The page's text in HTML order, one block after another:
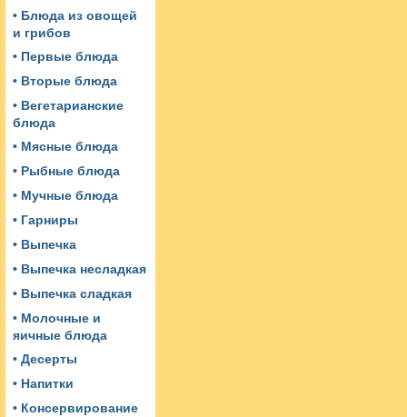
• Блюда из овощей
и грибов
• Первые блюда
• Вторые блюда
• Вегетарианские
блюда
• Мясные блюда
• Рыбные блюда
• Мучные блюда
• Гарниры
• Выпечка
• Выпечка несладкая
• Выпечка сладкая
• Молочные и
яичные блюда
• Десерты
• Напитки
• Консервирование